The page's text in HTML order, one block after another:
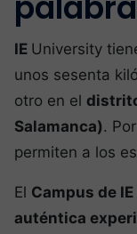
IE University
unos sesenta
otro en el
Salamanca).
permiten a los
El Campus de
auténtica